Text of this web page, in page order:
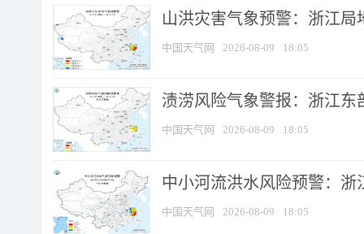
山洪灾害气象预警：浙江
中国天气网 2026-08-09 18:05
渍涝风险气象警报：浙江
中国天气网 2026-08-09 18:05
中小河流洪水风险预警：
中国天气网 2026-08-09 18:05